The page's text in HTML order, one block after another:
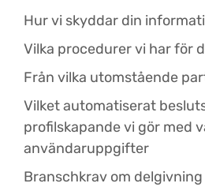
Hur vi skyddar din
Vilka procedurer vi har för
Från vilka utomstående
Vilket automatiserat
profilskapande vi gör med
användaruppgifter
Branschkrav om